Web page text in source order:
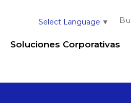
Select Language ▼
Soluciones Corporativas